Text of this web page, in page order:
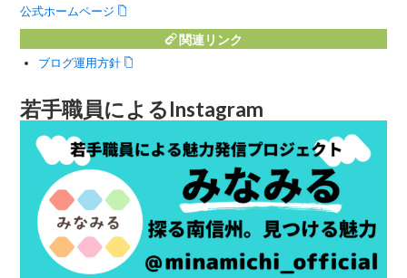
公式ホームページ
関連リンク
ブログ運用方針
若手職員によるInstagram